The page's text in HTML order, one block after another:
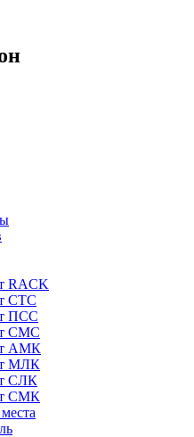
RACK
СТС
ПСС
СМС
АМК
МЛК
СЛК
СМК